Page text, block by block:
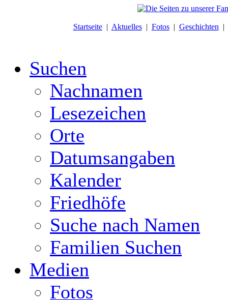
Startseite| Aktuelles| Fotos| Geschichten |
Suchen
Nachnamen
Lesezeichen
Orte
Datumsangaben
Kalender
Friedhöfe
Suche nach Namen
Familien Suchen
Medien
Fotos